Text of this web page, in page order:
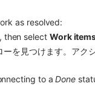
as resolved:
then select Work
を見つけます。アクシ
to a Done